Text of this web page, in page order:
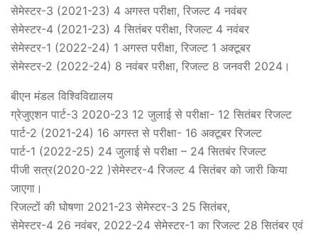
सेमेस्टर-3 (2021-23) 4 अगस्त परीक्षा, रिजल्ट 4 नवंबर
सेमेस्टर-4 (2021-23) 4 सितंबर परीक्षा, रिजल्ट 4 नवंबर
सेमेस्टर-1 (2022-24) 1 अगस्त परीक्षा, रिजल्ट 1 अक्टूबर
सेमेस्टर-2 (2022-24) 8 नवंबर परीक्षा, रिजल्ट 8 जनवरी 2024।
बीएन मंडल विश्विविद्यालय
ग्रेजुएशन पार्ट-3 2020-23 12 जुलाई से परीक्षा- 12 सितंबर रिजल्ट
पार्ट-2 (2021-24) 16 अगस्त से परीक्षा- 16 अक्टूबर रिजल्ट
पार्ट-1 (2022-25) 24 जुलाई से परीक्षा – 24 सितबंर रिजल्ट
पीजी सत्र(2020-22 )सेमेस्टर-4 रिजल्ट 4 सितंबर को जारी किया
जाएगा।
रिजल्टों की घोषणा 2021-23 सेमेस्टर-3 25 सितंबर,
सेमेस्टर-4 26 नवंबर, 2022-24 सेमेस्टर-1 का रिजल्ट 28 सितंबर एवं